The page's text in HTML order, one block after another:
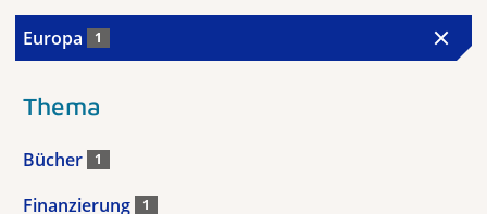
Europa 1
Thema
Bücher 1
Finanzierung 1